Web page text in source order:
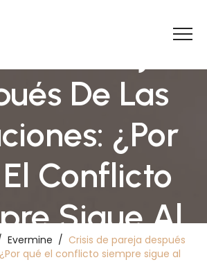
De Pareja
De Las
¿Por
Conflicto
Sigue Al
Evermine / Crisis de pareja después
qué el conflicto siempre sigue al